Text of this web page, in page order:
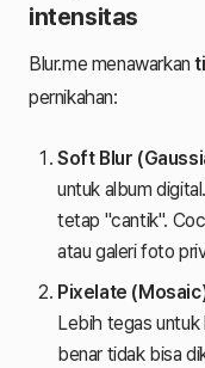
intensitas
Blur.me menawarkan
pernikahan:
Soft Blur
untuk album
tetap "cantik".
atau galeri foto
Pixelate
Lebih tegas
benar tidak bisa